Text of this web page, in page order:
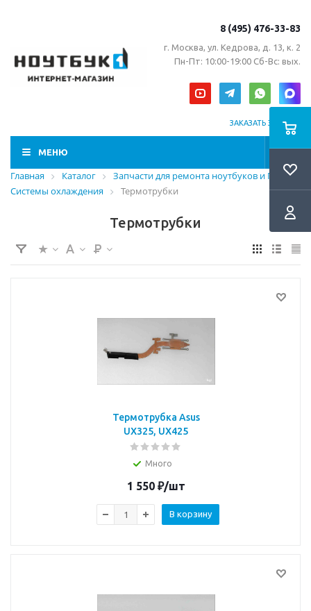
8 (495) 476-33-83
г. Москва, ул. Кедрова, д. 13, к. 2
Пн-Пт: 10:00-19:00 Сб-Вс: вых.
ЗАКАЗАТЬ ЗВОНОК
МЕНЮ
Главная Каталог
Запчасти для ремонта ноутбуков и ПК
Системы охлаждения
Термотрубки
Термотрубки
Термотрубка Asus
UX325, UX425
Много
1 550₽/шт
В корзину